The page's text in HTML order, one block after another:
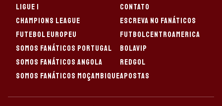
LIGUE 1
CHAMPIONS LEAGUE
FUTEBOL EUROPEU
SOMOS FANÁTICOS PORTUGAL
SOMOS FANÁTICOS ANGOLA
SOMOS FANÁTICOS MOÇAMBIQUE
CONTATO
ESCREVA NO FANÁTICOS
FUTBOLCENTROAMERICA
BOLAVIP
REDGOL
APOSTAS